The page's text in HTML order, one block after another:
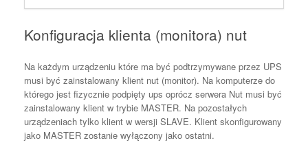
Konfiguracja klienta (monitora) nut
Na każdym urządzeniu które ma być podtrzymywane przez UPS
musi być zainstalowany klient nut (monitor). Na komputerze do
którego jest fizycznie podpięty ups oprócz serwera Nut musi być
zainstalowany klient w trybie MASTER. Na pozostałych
urządzeniach tylko klient w wersji SLAVE. Klient skonfigurowany
jako MASTER zostanie wyłączony jako ostatni.